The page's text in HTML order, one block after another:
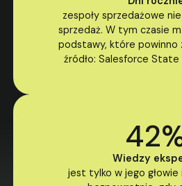
zespoły sprzedażowe
sprzedaż. W tym czasie
podstawy, które powinno
źródło: Salesforce
Wiedzy
jest tylko w jego głowie